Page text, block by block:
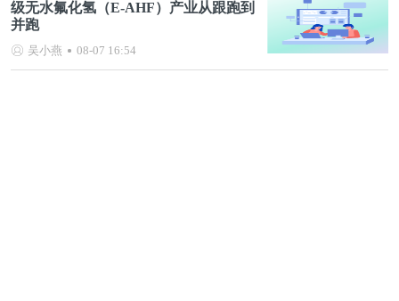
级无水氟化氢（E-AHF）产业从跟跑到
并跑
吴小燕 08-07 16:54